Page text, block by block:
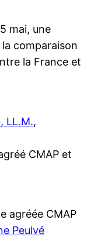
mai, une
la comparaison
la France et
LL.M.,
CMAP et
agréée CMAP
Peulvé